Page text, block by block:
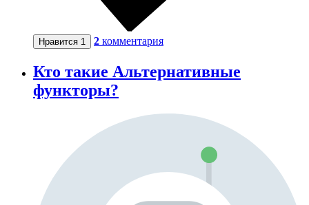
Нравится 1 2 комментария
Кто такие Альтернативные
функторы?